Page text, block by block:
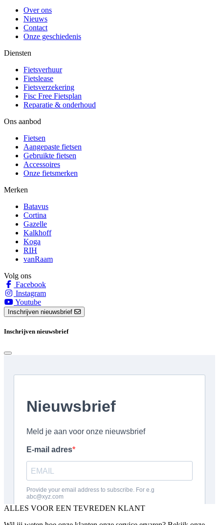
Over ons
Nieuws
Contact
Onze geschiedenis
Diensten
Fietsverhuur
Fietslease
Fietsverzekering
Fisc Free Fietsplan
Reparatie & onderhoud
Ons aanbod
Fietsen
Aangepaste fietsen
Gebruikte fietsen
Accessoires
Onze fietsmerken
Merken
Batavus
Cortina
Gazelle
Kalkhoff
Koga
RIH
vanRaam
Volg ons
Facebook
Instagram
Youtube
Inschrijven nieuwsbrief
Inschrijven nieuwsbrief
ALLES VOOR EEN TEVREDEN KLANT